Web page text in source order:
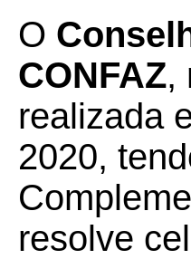
O
CONFAZ,
realizada
2020,
resolve